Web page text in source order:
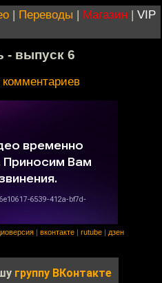
| Переводы | Магазин | VIP
- выпуск 6
комментариев
вконтакте rutube дзен
группу ВКонтакте